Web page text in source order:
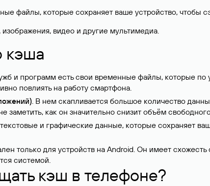
файлы, которые сохраняет ваше устройство, чтобы
видео и другие мультимедиа.
кэша
и программ есть свои временные файлы, которые
повлиять на работу смартфона.
. В нем скапливается большое количество
как он значительно снизит объём
и графические данные, которые сохраняет
только для устройств на Android. Он имеет
системой.
кэш в телефоне?